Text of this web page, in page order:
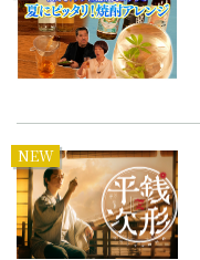
NEW